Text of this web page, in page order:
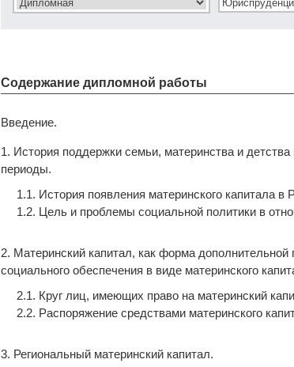
Содержание дипломной работы
Введение.
1. История поддержки семьи, материнства и
периоды.
1.1. История появления материнского капитала в
1.2. Цель и проблемы социальной политики в
2. Материнский капитал, как форма
социального обеспечения в виде материнского
2.1. Круг лиц, имеющих право на материнский
2.2. Распоряжение средствами материнского
3. Региональный материнский капитал.